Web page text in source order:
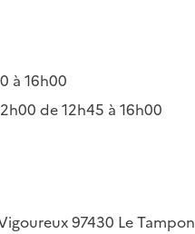
à 16h00
de 12h45 à 16h00
97430 Le Tampon